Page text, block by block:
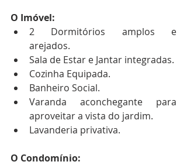
O Imóvel:
2 Dormitórios amplos e
arejados.
Sala de Estar e Jantar integradas.
Cozinha Equipada.
Banheiro Social.
Varanda aconchegante para
aproveitar a vista do jardim.
Lavanderia privativa.
O Condomínio: